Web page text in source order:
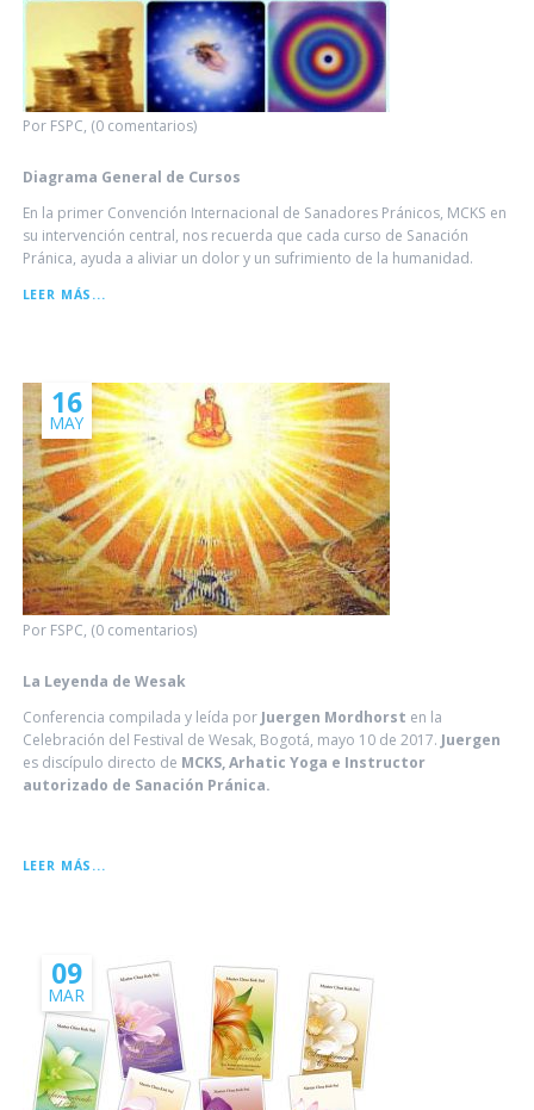
Por FSPC, (0 comentarios)
Diagrama General de Cursos
En la primer Convención Internacional de Sanadores Pránicos, MCKS en
su intervención central, nos recuerda que cada curso de Sanación
Pránica, ayuda a aliviar un dolor y un sufrimiento de la humanidad.
LEER MÁS...
Por FSPC, (0 comentarios)
16
MAY
La Leyenda de Wesak
Conferencia compilada y leída por Juergen Mordhorst en la
Celebración del Festival de Wesak, Bogotá, mayo 10 de 2017. Juergen
es discípulo directo de MCKS, Arhatic Yoga e Instructor
autorizado de Sanación Pránica.
LEER MÁS...
09
MAR